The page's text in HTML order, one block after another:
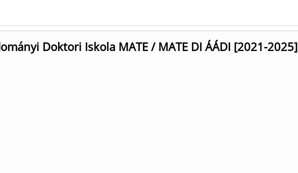
Doktori Iskola MATE / MATE DI ÁÁDI [2021-2025]